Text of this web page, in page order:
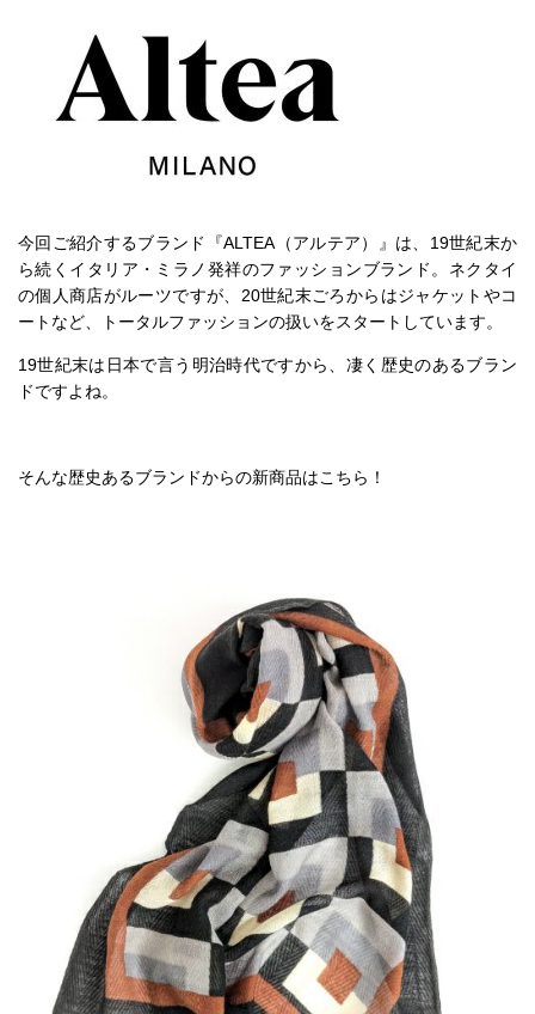
今回ご紹介するブランド『ALTEA（アルテア）』は、19世紀末か
ら続くイタリア・ミラノ発祥のファッションブランド。ネクタイ
の個人商店がルーツですが、20世紀末ごろからはジャケットやコ
ートなど、トータルファッションの扱いをスタートしています。
19世紀末は日本で言う明治時代ですから、凄く歴史のあるブラン
ドですよね。
そんな歴史あるブランドからの新商品はこちら！